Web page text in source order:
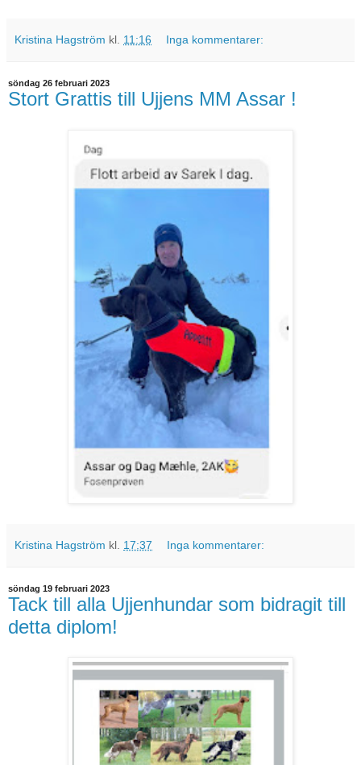
Kristina Hagström kl. 11:16 Inga kommentarer:
söndag 26 februari 2023
Stort Grattis till Ujjens MM Assar !
Kristina Hagström kl. 17:37 Inga kommentarer:
söndag 19 februari 2023
Tack till alla Ujjenhundar som bidragit till
detta diplom!